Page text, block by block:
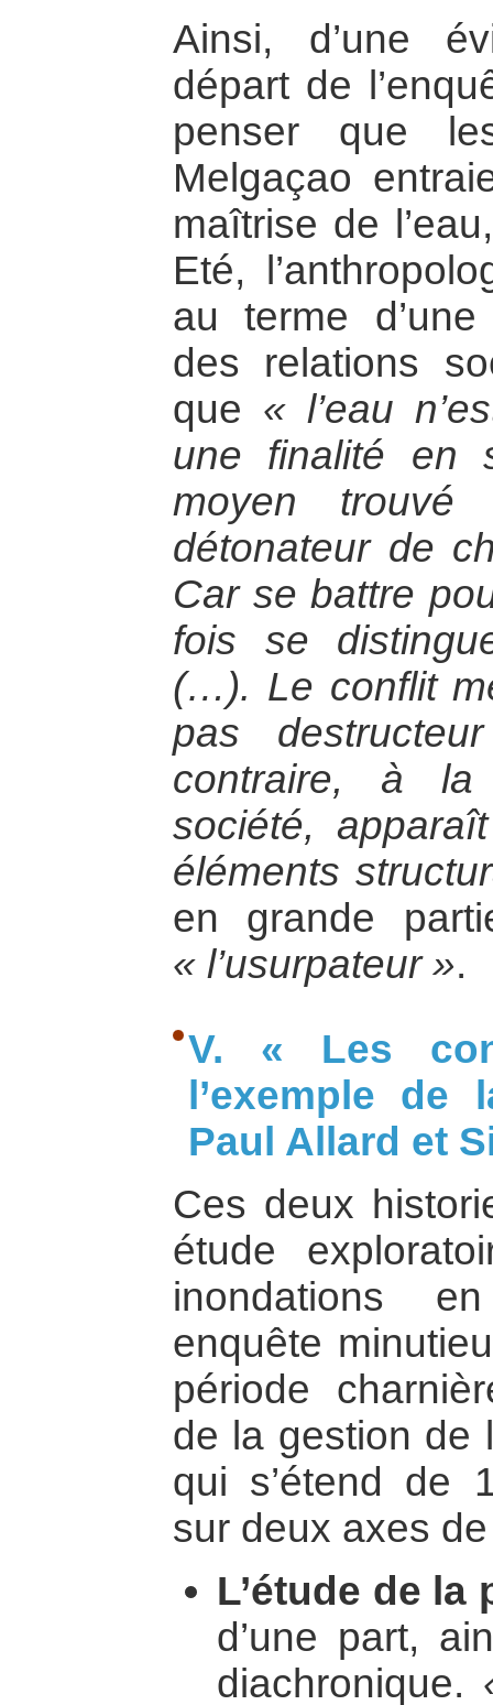
Ainsi, d’une
départ de
penser que
Melgaçao
maîtrise de
Eté,
au terme
des relations
que « l’eau
une finalité en
moyen trouvé
détonateur de
Car se battre
fois se
(…). Le conflit
pas
contraire, à
société,
éléments
en grande
« l’usurpateur ».
V. « Les
l’exemple de
Paul Allard et
Ces deux
étude
inondations
enquête
période
de la gestion de
qui s’étend de
sur deux axes
L’étude de
d’une part,
diachronique.